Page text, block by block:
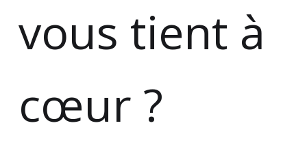
vous tient à
cœur ?